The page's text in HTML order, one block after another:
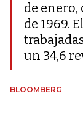
de enero,
de 1969.
un 34,6
BLOOMBERG